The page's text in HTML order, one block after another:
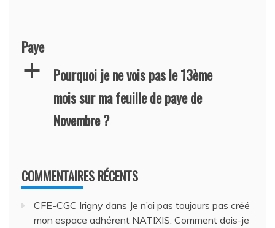
Paye
a
Pourquoi je ne vois pas le 13ème
mois sur ma feuille de paye de
Novembre ?
COMMENTAIRES RÉCENTS
CFE-CGC Irigny dans Je n’ai pas toujours pas créé
mon espace adhérent NATIXIS. Comment dois-je